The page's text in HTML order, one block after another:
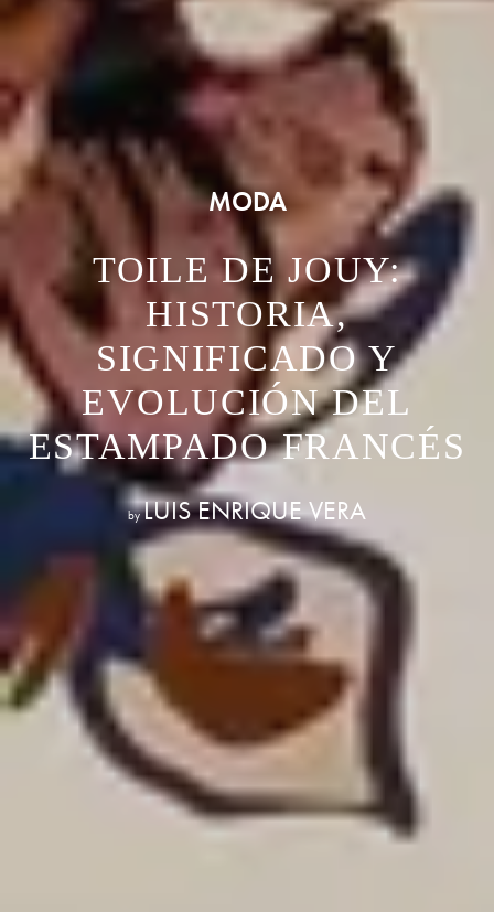
MODA
TOILE DE JOUY:
HISTORIA,
SIGNIFICADO Y
EVOLUCIÓN DEL
ESTAMPADO FRANCÉS
by LUIS ENRIQUE VERA